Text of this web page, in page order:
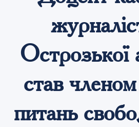
Острозької
став
питань